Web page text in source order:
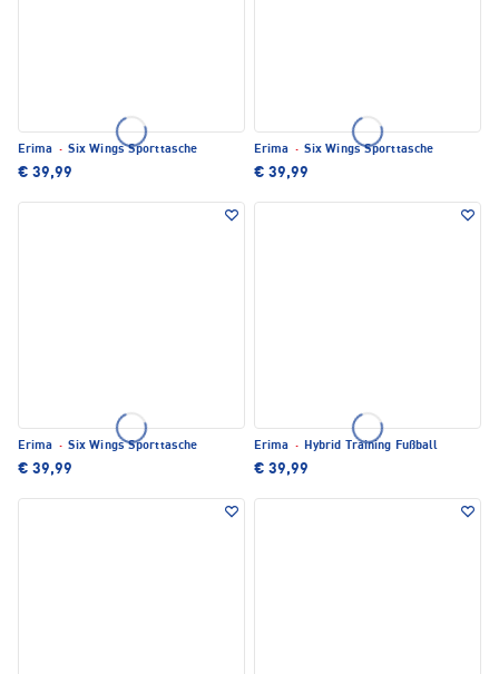
Erima · Six Wings Sporttasche
€ 39,99
Erima · Six Wings Sporttasche
€ 39,99
Erima · Six Wings Sporttasche
€ 39,99
Erima · Hybrid Training Fußball
€ 39,99